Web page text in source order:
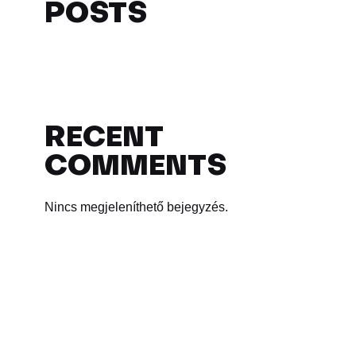
POSTS
RECENT
COMMENTS
Nincs megjeleníthető bejegyzés.